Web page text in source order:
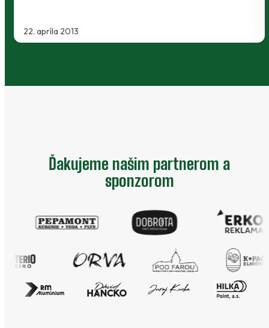
17. októbra 2011
Ďakujeme našim partnerom a
sponzorom